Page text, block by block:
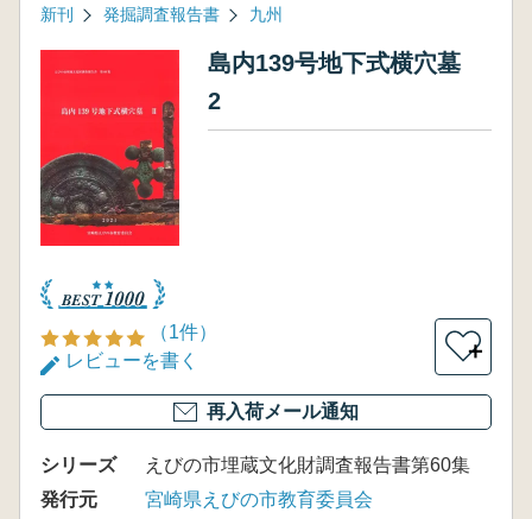
新刊 発掘調査報告書 九州
島内139号地下式横穴墓
2
（1件）
レビューを書く
＋
再入荷メール通知
シリーズ
えびの市埋蔵文化財調査報告書第60集
発行元
宮崎県えびの市教育委員会